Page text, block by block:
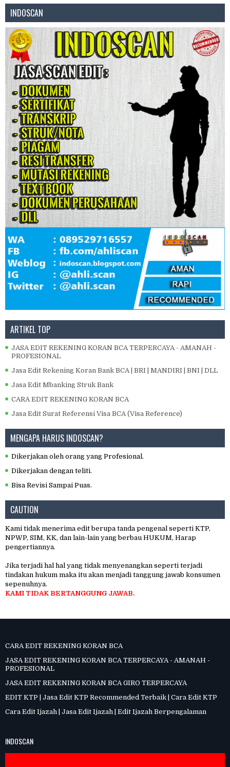
INDOSCAN
ARTIKEL TOP
JASA EDIT REKENING KORAN BCA TERPERCAYA - AMANAH -
PROFESIONAL
Jasa Edit Rekening Koran Bank BCA | BRI | MANDIRI | BNI | DLL
Jasa Edit Mbanking Struk Bank
CARA EDIT REKENING KORAN BCA
Jasa Edit Surat Referensi Visa BCA (Visa Reference)
MENGAPA HARUS INDOSCAN?
Dikerjakan oleh orang yang Profesional.
Dikerjakan dengan teliti.
Bisa Revisi Sampai Puas.
CAUTION
Kami tidak menerima edit berupa tanda pengenal seperti KTP,
NPWP, SIM, KK, dan lain-lain yang berbau HUKUM, Harap
pengertiannya.
Jika terjadi hal hal yang tidak menyenangkan seperti terjadi
tindakan hukum maka itu akan menjadi tanggung jawab konsumen
sepenuhnya.
KAMI TIDAK BERTANGGUNG JAWAB.
CARA EDIT REKENING KORAN BCA
JASA EDIT REKENING KORAN BCA TERPERCAYA - AMANAH -
PROFESIONAL
JASA EDIT REKENING KORAN BCA GIRO TERPERCAYA
EDIT KTP | Jasa Edit KTP Recommended Terbaik | Cara Edit KTP
Cara Edit Ijazah | Jasa Edit Ijazah | Edit Ijazah Berpengalaman
INDOSCAN